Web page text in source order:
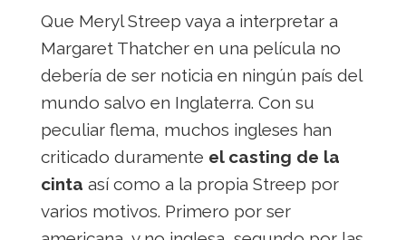
Que Meryl Streep vaya a interpretar a
Margaret Thatcher en una película no
debería de ser noticia en ningún país del
mundo salvo en Inglaterra. Con su
peculiar flema, muchos ingleses han
criticado duramente el casting de la
cinta así como a la propia Streep por
varios motivos. Primero por ser